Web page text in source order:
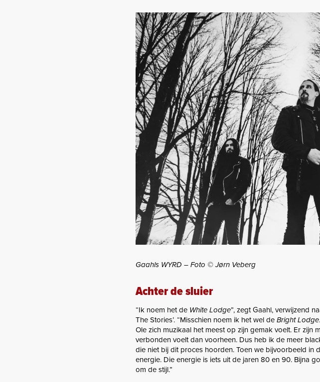
Gaahls WYRD – Foto © Jørn Veberg
Achter de sluier
“Ik noem het de White Lodge”, zegt Gaahl, verwijzend
The Stories’. “Misschien noem ik het wel de Bright Lodge
Ole zich muzikaal het meest op zijn gemak voelt. Er zijn
verbonden voelt dan voorheen. Dus heb ik de meer
die niet bij dit proces hoorden. Toen we bijvoorbeeld in
energie. Die energie is iets uit de jaren 80 en 90. Bijna
om de stijl.”